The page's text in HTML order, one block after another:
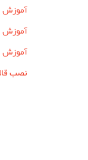
آموزش
آموزش
آموزش
نصب